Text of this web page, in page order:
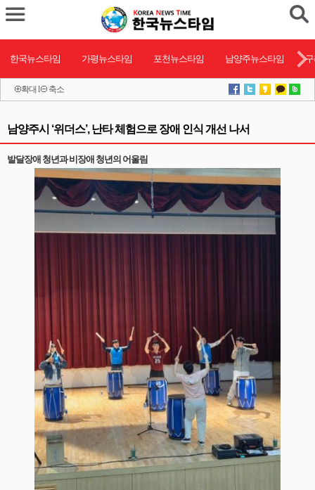
한국뉴스타임 가평뉴스타임 포천뉴스타임 남양주뉴스타임
확대 l 축소
남양주시 ‘위더스’, 난타 체험으로 장애 인식 개선 나서
발달장애 청년과 비장애 청년의 어울림